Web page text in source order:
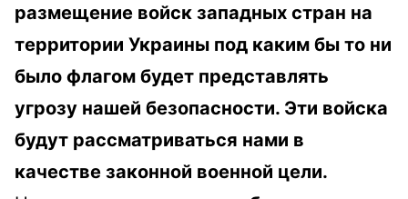
размещение войск западных стран на
территории Украины под каким бы то ни
было флагом будет представлять
угрозу нашей безопасности. Эти войска
будут рассматриваться нами в
качестве законной военной цели.